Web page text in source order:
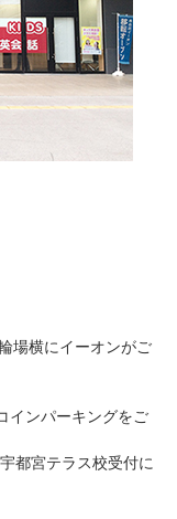
場横にイーオンがご
インパーキングをご
都宮テラス校受付に